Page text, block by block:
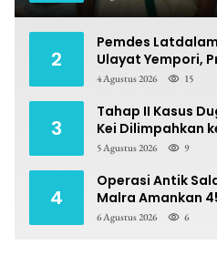
2
Pemdes
Ulayat Yempori,
Sengketa
4 Agustus 2026 15
3
Tahap II Kasus
Kei Dilimpahkan
5 Agustus 2026 9
4
Operasi Antik
Malra Amankan
6 Agustus 2026 6